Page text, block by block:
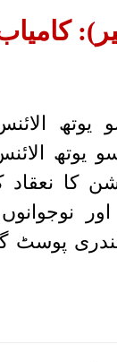
یوتھ
کا
اور
پوسٹ